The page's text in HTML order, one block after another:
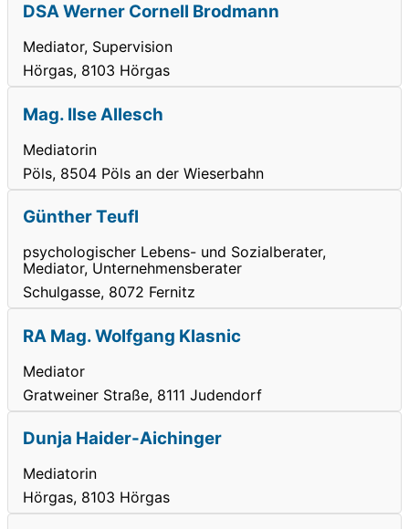
DSA Werner Cornell Brodmann
Mediator, Supervision
Hörgas, 8103 Hörgas
Mag. Ilse Allesch
Mediatorin
Pöls, 8504 Pöls an der Wieserbahn
Günther Teufl
psychologischer Lebens- und Sozialberater,
Mediator, Unternehmensberater
Schulgasse, 8072 Fernitz
RA Mag. Wolfgang Klasnic
Mediator
Gratweiner Straße, 8111 Judendorf
Dunja Haider-Aichinger
Mediatorin
Hörgas, 8103 Hörgas